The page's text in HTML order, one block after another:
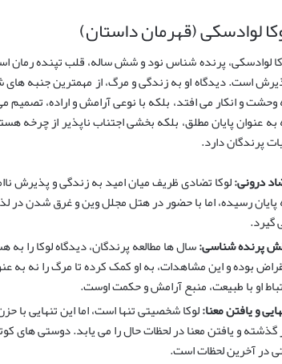
لوادسکی (قهرمان داستان)
لوادسکی، پرنده شناس نود و شش ساله، قلب تپنده رمان
است. دیدگاه او به زندگی و مرگ، از مهمترین جنبه
وحشت و انکار می افتد، بلکه با نوعی آرامش و اراده،
به عنوان پایان مطلق، بلکه بخشی اجتناب ناپذیر از
پرندگان دارد.
درونی:لوکا تضادی ظریف میان امید به زندگی و پذیرش
پایان رسیده، اما با حضور در هتل مجلل وین و غرق شدن
گیرد.
پرنده شناسی:سال ها مطالعه پرندگان، دیدگاه لوکا را
بوده و این مشاهدات، به او کمک کرده تا مرگ را نه به
او با طبیعت، منبع آرامش و حکمت اوست.
و یافتن معنا:لوکا شخصیتی تنها است، اما این تنهایی
گذشته و یافتن معنا در لحظات حال را می یابد. دوستی های
در آخرین لحظات است.